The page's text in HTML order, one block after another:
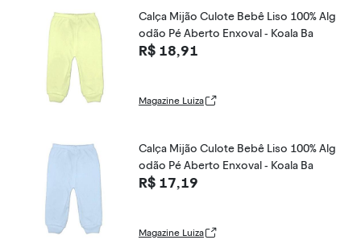
Calça Mijão Culote Bebê Liso 100% Alg
odão Pé Aberto Enxoval - Koala Ba
R$ 18,91
Magazine Luiza
Calça Mijão Culote Bebê Liso 100% Alg
odão Pé Aberto Enxoval - Koala Ba
R$ 17,19
Magazine Luiza